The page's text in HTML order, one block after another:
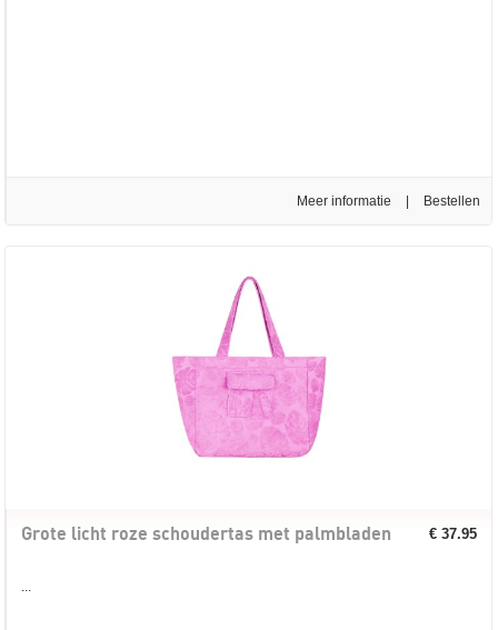
Meer informatie |
Grote licht roze schoudertas met palmbladen € 37.95